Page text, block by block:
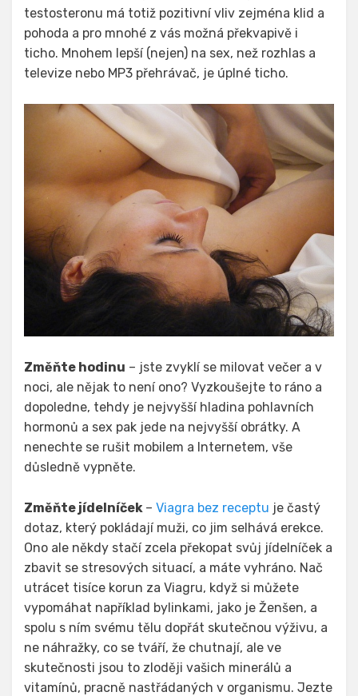
testosteronu má totiž pozitivní vliv zejména klid a
pohoda a pro mnohé z vás možná překvapivě i
ticho. Mnohem lepší (nejen) na sex, než rozhlas a
televize nebo MP3 přehrávač, je úplné ticho.
Změňte hodinu – jste zvyklí se milovat večer a v
noci, ale nějak to není ono? Vyzkoušejte to ráno a
dopoledne, tehdy je nejvyšší hladina pohlavních
hormonů a sex pak jede na nejvyšší obrátky. A
nenechte se rušit mobilem a Internetem, vše
důsledně vypněte.
Změňte jídelníček – Viagra bez receptu je častý
dotaz, který pokládají muži, co jim selhává erekce.
Ono ale někdy stačí zcela překopat svůj jídelníček a
zbavit se stresových situací, a máte vyhráno. Nač
utrácet tisíce korun za Viagru, když si můžete
vypomáhat například bylinkami, jako je Ženšen, a
spolu s ním svému tělu dopřát skutečnou výživu, a
ne náhražky, co se tváří, že chutnají, ale ve
skutečnosti jsou to zloději vašich minerálů a
vitamínů, pracně nastřádaných v organismu. Jezte